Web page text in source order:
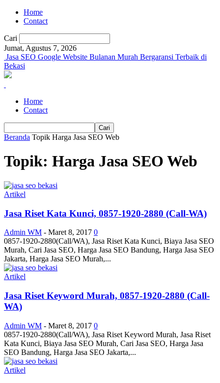
Home
Contact
Cari
Jumat, Agustus 7, 2026
Jasa SEO Google Website Bulanan Murah Bergaransi Terbaik di
Bekasi
Home
Contact
Beranda Topik Harga Jasa SEO Web
Topik: Harga Jasa SEO Web
Artikel
Jasa Riset Kata Kunci, 0857-1920-2880 (Call-WA)
Admin WM - Maret 8, 2017 0
0857-1920-2880(Call/WA), Jasa Riset Kata Kunci, Biaya Jasa SEO
Murah, Cari Jasa SEO, Harga Jasa SEO Bandung, Harga Jasa SEO
Jakarta, Harga Jasa SEO Murah,...
Artikel
Jasa Riset Keyword Murah, 0857-1920-2880 (Call-
WA)
Admin WM - Maret 8, 2017 0
0857-1920-2880(Call/WA), Jasa Riset Keyword Murah, Jasa Riset
Kata Kunci, Biaya Jasa SEO Murah, Cari Jasa SEO, Harga Jasa
SEO Bandung, Harga Jasa SEO Jakarta,...
Artikel